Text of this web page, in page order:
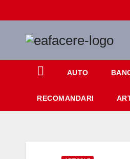
to
AUTO
RECOMANDARI